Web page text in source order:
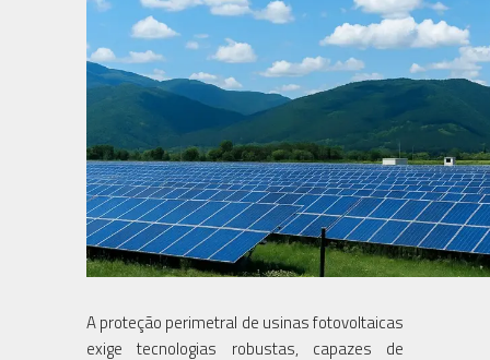
A proteção perimetral de usinas fotovoltaicas
exige tecnologias robustas, capazes de